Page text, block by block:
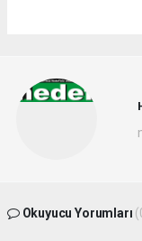
Okuyucu Yorumları